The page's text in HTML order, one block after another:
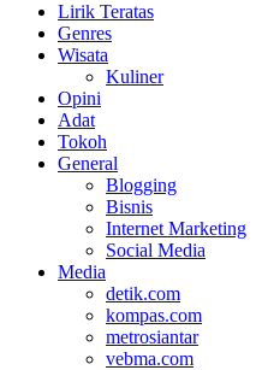
Lirik Teratas
Genres
Wisata
Kuliner
Opini
Adat
Tokoh
General
Blogging
Bisnis
Internet Marketing
Social Media
Media
detik.com
kompas.com
metrosiantar
vebma.com